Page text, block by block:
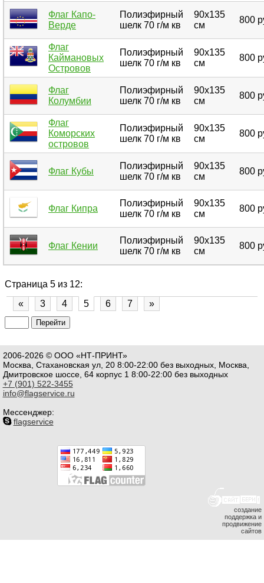
Флаг Капо-
Верде
Полиэфирный
шелк 70 г/м кв
90х135
см
800
Флаг
Каймановых
Островов
Полиэфирный
шелк 70 г/м кв
90х135
см
800
Флаг
Колумбии
Полиэфирный
шелк 70 г/м кв
90х135
см
800
Флаг
Коморских
островов
Полиэфирный
шелк 70 г/м кв
90х135
см
800
Флаг Кубы
Полиэфирный
шелк 70 г/м кв
90х135
см
800
Флаг Кипра
Полиэфирный
шелк 70 г/м кв
90х135
см
800
Флаг Кении
Полиэфирный
шелк 70 г/м кв
90х135
см
800
Страница 5 из 12:
«
3 4 5 6 7 »
2006-2026 © ООО «НТ-ПРИНТ»
Москва, Стахановская ул, 20 8:00-22:00 без выходных, Москва,
Дмитровское шоссе, 64 корпус 1 8:00-22:00 без выходных
+7 (901) 522-3455
info@flagservice.ru
Мессенджер:
flagservice
создание
поддержка и
продвижение
сайтов